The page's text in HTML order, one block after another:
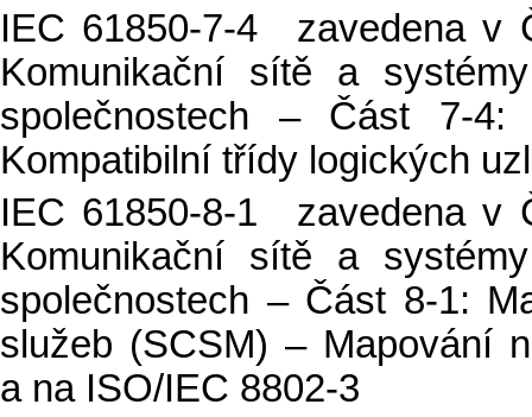
IEC 61850-7-4 zavedena v
Komunikační sítě a
společnostech – Část 7-4:
Kompatibilní třídy logických
IEC 61850-8-1 zavedena v
Komunikační sítě a
společnostech – Část 8-1:
služeb (SCSM) – Mapování
a na ISO/IEC 8802-3